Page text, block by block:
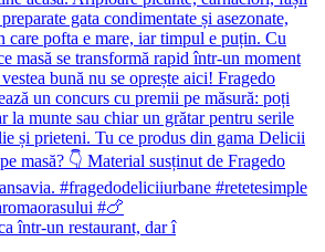
într-un restaurant, dar î